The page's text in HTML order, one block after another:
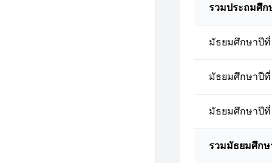
รวมประถมศึก
มัธยมศึกษาปีที่
มัธยมศึกษาปีที่
มัธยมศึกษาปีที่
รวมมัธยมศึก